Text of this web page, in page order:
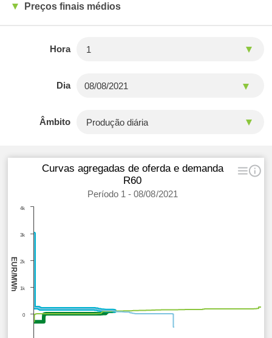
Preços finais médios
Hora
Dia
Âmbito
EUR/MWh
Curvas agregadas de oferda e demanda
R60
Período 1 - 08/08/2021
0
1k
2k
3k
4k